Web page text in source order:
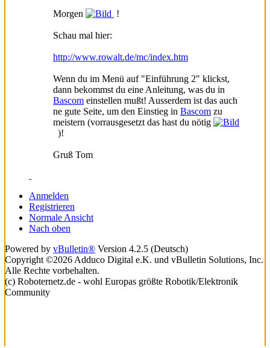
Morgen
!
Schau mal hier:
http://www.rowalt.de/mc/index.htm
Wenn du im Menü auf "Einführung 2" klickst,
dann bekommst du eine Anleitung, was du in
Bascom einstellen mußt! Ausserdem ist das auch
ne gute Seite, um den Einstieg in Bascom zu
meistern (vorrausgesetzt das hast du nötig
)!
Gruß Tom
Anmelden
Registrieren
Normale Ansicht
Nach oben
Powered by vBulletin® Version 4.2.5 (Deutsch)
Copyright ©2026 Adduco Digital e.K. und vBulletin Solutions, Inc.
Alle Rechte vorbehalten.
(c) Roboternetz.de - wohl Europas größte Robotik/Elektronik
Community